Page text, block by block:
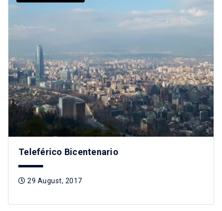
Teleférico Bicentenario
29 August, 2017